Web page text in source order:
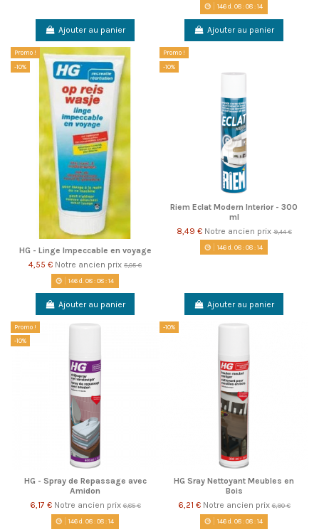
Ajouter au panier
146d.08:08:14
Ajouter au panier
Promo !
-10%
HG - Linge Impeccable en voyage
4,55 € Notre ancien prix 5,05 €
146d. 08:08:14
Ajouter au panier
Promo !
-10%
Riem Eclat Modern Interior - 300
ml
8,49 € Notre ancien prix9,44 €
146d. 08:08:14
Ajouter au panier
Promo !
-10%
HG - Spray de Repassage avec
Amidon
6,17 € Notre ancien prix6,85 €
146d.08:08:14
-10%
HG Sray Nettoyant Meubles en
Bois
6,21 € Notre ancien prix6,90 €
146d.08:08:14